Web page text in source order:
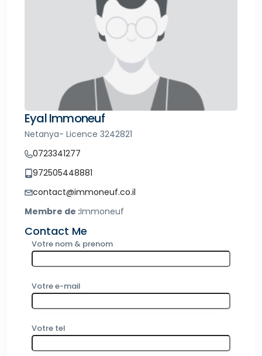
Eyal Immoneuf
Netanya- Licence 3242821
0723341277
972505448881
contact@immoneuf.co.il
Membre de :Immoneuf
Contact Me
Votre nom & prenom
Votre e-mail
Votre tel